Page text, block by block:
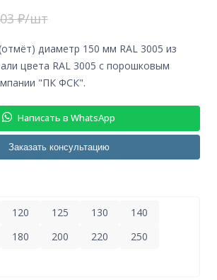
₽/шт
цвета RAL 3005 с порошковым
"ПК ФСК".
Написать в WhatsApp
Заказать консультацию
120 125 130
140
180 200 220
250